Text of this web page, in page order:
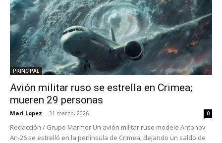
PRINCIPAL
Avión militar ruso se estrella en Crimea;
mueren 29 personas
Mari Lopez - 31 marzo, 2026 0
Redacción / Grupo Marmor Un avión militar ruso modelo Antonov
An-26 se estrelló en la península de Crimea, dejando un saldo de